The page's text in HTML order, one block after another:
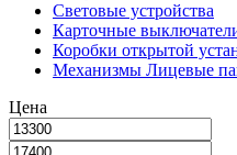
Световые устройства
Карточные
Коробки открытой
Механизмы Лицевые
Цена